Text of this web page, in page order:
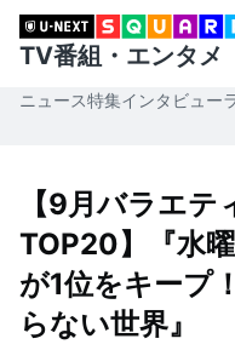
TV番組・エンタメ
ニュース特集インタビュー
【9月バラエ
TOP20】『水
が1位をキープ
らない世界』